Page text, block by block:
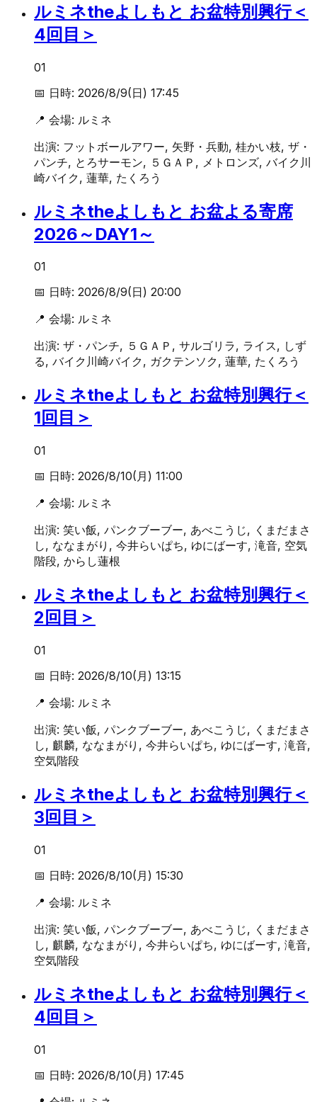
ルミネtheよしもと お盆特別興行＜
4回目＞
01
📅 日時: 2026/8/9(日) 17:45
📍 会場: ルミネ
出演: フットボールアワー, 矢野・兵動, 桂かい枝, ザ・
パンチ, とろサーモン, ５ＧＡＰ, メトロンズ, バイク川
崎バイク, 蓮華, たくろう
ルミネtheよしもと お盆よる寄席
2026～DAY1～
01
📅 日時: 2026/8/9(日) 20:00
📍 会場: ルミネ
出演: ザ・パンチ, ５ＧＡＰ, サルゴリラ, ライス, しず
る, バイク川崎バイク, ガクテンソク, 蓮華, たくろう
ルミネtheよしもと お盆特別興行＜
1回目＞
01
📅 日時: 2026/8/10(月) 11:00
📍 会場: ルミネ
出演: 笑い飯, パンクブーブー, あべこうじ, くまだまさ
し, ななまがり, 今井らいぱち, ゆにばーす, 滝音, 空気
階段, からし蓮根
ルミネtheよしもと お盆特別興行＜
2回目＞
01
📅 日時: 2026/8/10(月) 13:15
📍 会場: ルミネ
出演: 笑い飯, パンクブーブー, あべこうじ, くまだまさ
し, 麒麟, ななまがり, 今井らいぱち, ゆにばーす, 滝音,
空気階段
ルミネtheよしもと お盆特別興行＜
3回目＞
01
📅 日時: 2026/8/10(月) 15:30
📍 会場: ルミネ
出演: 笑い飯, パンクブーブー, あべこうじ, くまだまさ
し, 麒麟, ななまがり, 今井らいぱち, ゆにばーす, 滝音,
空気階段
ルミネtheよしもと お盆特別興行＜
4回目＞
01
📅 日時: 2026/8/10(月) 17:45